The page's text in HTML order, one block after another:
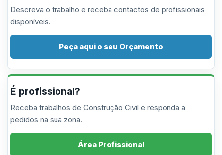
Descreva o trabalho e receba contactos de profissionais
disponíveis.
Peça aqui o seu Orçamento
É profissional?
Receba trabalhos de Construção Civil e responda a
pedidos na sua zona.
Área Profissional